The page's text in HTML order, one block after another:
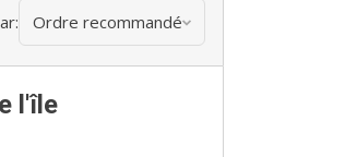
Ordre recommandé
l'île